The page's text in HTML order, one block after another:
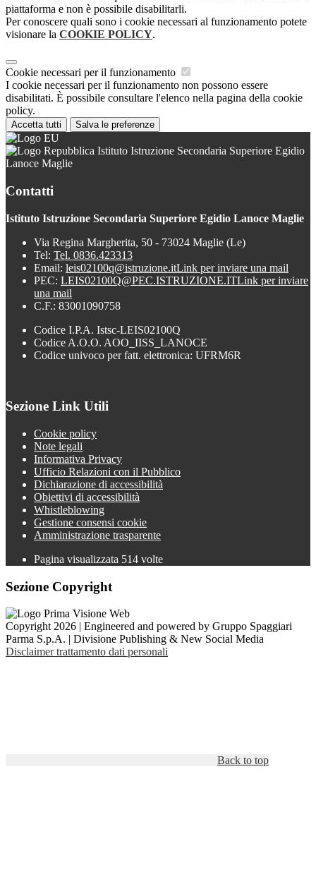
piattaforma e non è possibile disabilitarli.
Per conoscere quali sono i cookie necessari al funzionamento potete
visionare la COOKIE POLICY.
Cookie necessari per il funzionamento
I cookie necessari per il funzionamento non possono essere
disabilitati. È possibile consultare l'elenco nella pagina della cookie
policy.
Accetta tutti Salva le preferenze
Istituto Istruzione Secondaria Superiore Egidio
Lanoce Maglie
Contatti
Istituto Istruzione Secondaria Superiore Egidio Lanoce Maglie
Via Regina Margherita, 50 - 73024 Maglie (Le)
Tel: Tel. 0836.423313
Email: leis02100q@istruzione.itLink per inviare una mail
PEC: LEIS02100Q@PEC.ISTRUZIONE.ITLink per inviare
una mail
C.F.: 83001090758
Codice I.P.A. Istsc-LEIS02100Q
Codice A.O.O. AOO_IISS_LANOCE
Codice univoco per fatt. elettronica: UFRM6R
Sezione Link Utili
Cookie policy
Note legali
Informativa Privacy
Ufficio Relazioni con il Pubblico
Dichiarazione di accessibilità
Obiettivi di accessibilità
Whistleblowing
Gestione consensi cookie
Amministrazione trasparente
Pagina visualizzata 514 volte
Sezione Copyright
Copyright 2026 | Engineered and powered by Gruppo Spaggiari
Parma S.p.A. | Divisione Publishing & New Social Media
Disclaimer trattamento dati personali
Back to top